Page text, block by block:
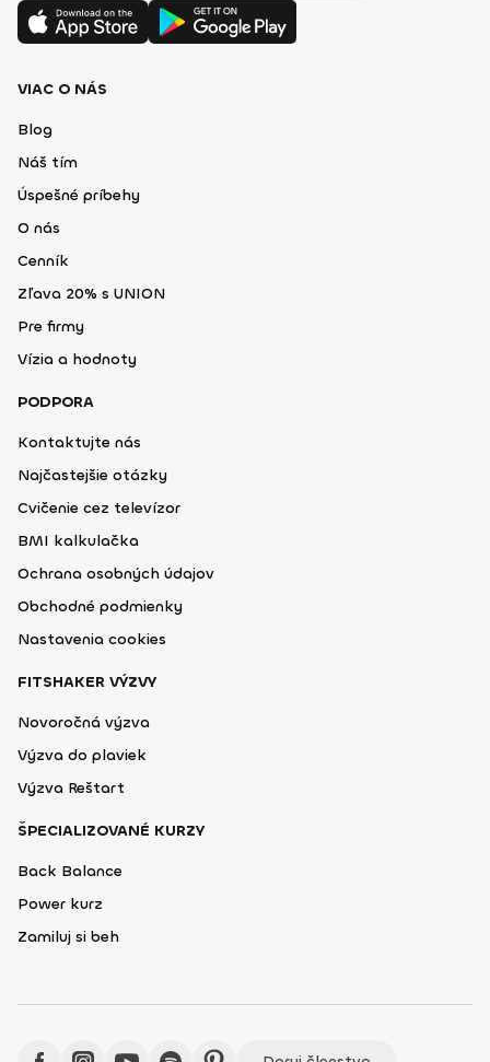
VIAC O NÁS
Blog
Náš tím
Úspešné príbehy
O nás
Cenník
Zľava 20% s UNION
Pre firmy
Vízia a hodnoty
PODPORA
Kontaktujte nás
Najčastejšie otázky
Cvičenie cez televízor
BMI kalkulačka
Ochrana osobných údajov
Obchodné podmienky
Nastavenia cookies
FITSHAKER VÝZVY
Novoročná výzva
Výzva do plaviek
Výzva Reštart
ŠPECIALIZOVANÉ KURZY
Back Balance
Power kurz
Zamiluj si beh